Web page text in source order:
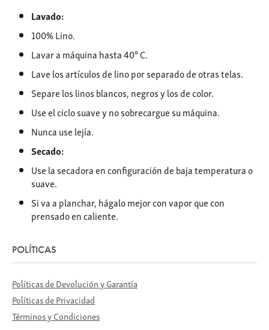
Lavado:
100% Lino.
Lavar a máquina hasta 40° C.
Lave los artículos de lino por separado de otras telas.
Separe los linos blancos, negros y los de color.
Use el ciclo suave y no sobrecargue su máquina.
Nunca use lejía.
Secado:
Use la secadora en configuración de baja temperatura o
suave.
Si va a planchar, hágalo mejor con vapor que con
prensado en caliente.
POLÍTICAS
Políticas de Devolución y Garantía
Políticas de Privacidad
Términos y Condiciones